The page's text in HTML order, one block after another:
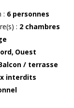
: 6 personnes
: 2 chambres
Ouest
/ terrasse
interdits